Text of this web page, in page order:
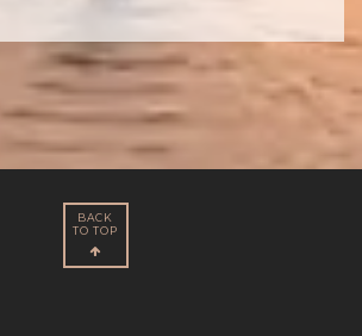
BACK
TO TOP